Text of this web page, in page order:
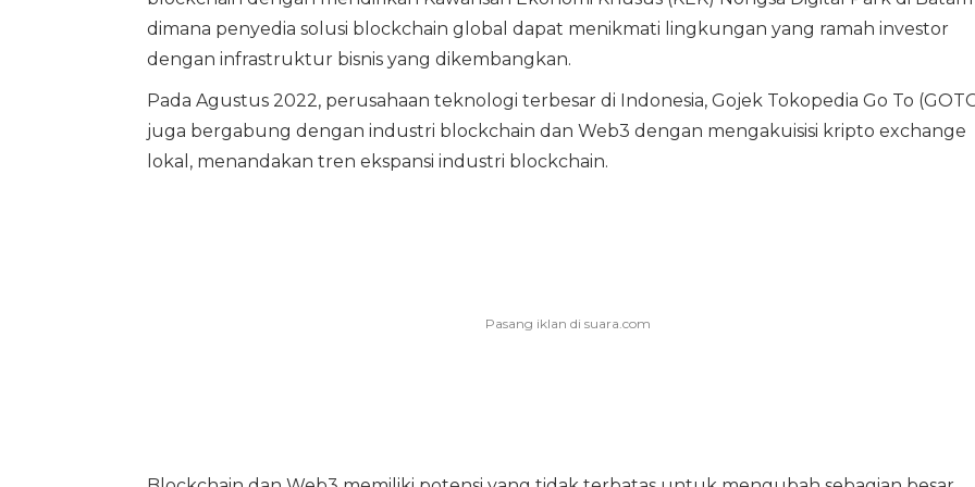
dimana penyedia solusi blockchain global dapat menikmati lingkungan yang ramah investor
dengan infrastruktur bisnis yang dikembangkan.
Pada Agustus 2022, perusahaan teknologi terbesar di Indonesia, Gojek Tokopedia Go To
juga bergabung dengan industri blockchain dan Web3 dengan mengakuisisi kripto exchange
lokal, menandakan tren ekspansi industri blockchain.